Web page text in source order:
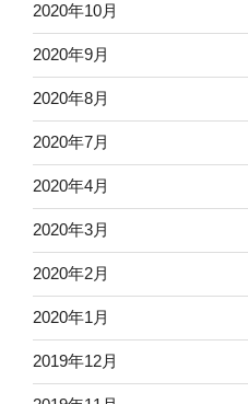
2020年10月
2020年9月
2020年8月
2020年7月
2020年4月
2020年3月
2020年2月
2020年1月
2019年12月